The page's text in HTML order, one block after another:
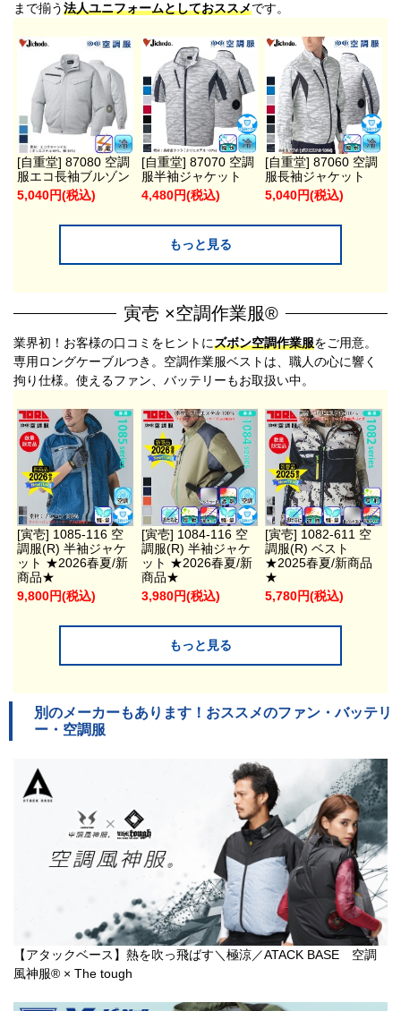
まで揃う法人ユニフォームとしておススメです。
[自重堂] 87080 空調
服エコ長袖ブルゾン
5,040円(税込)
[自重堂] 87070 空調
服半袖ジャケット
4,480円(税込)
[自重堂] 87060 空調
服長袖ジャケット
5,040円(税込)
もっと見る
寅壱 ×空調作業服®
業界初！お客様の口コミをヒントにズボン空調作業服をご用意。
専用ロングケーブルつき。空調作業服ベストは、職人の心に響く
拘り仕様。使えるファン、バッテリーもお取扱い中。
[寅壱] 1085-116 空
調服(R) 半袖ジャケ
ット ★2026春夏/新
商品★
9,800円(税込)
[寅壱] 1084-116 空
調服(R) 半袖ジャケ
ット ★2026春夏/新
商品★
3,980円(税込)
[寅壱] 1082-611 空
調服(R) ベスト
★2025春夏/新商品
★
5,780円(税込)
もっと見る
別のメーカーもあります！おススメのファン・バッテリ
ー・空調服
【アタックベース】熱を吹っ飛ばす＼極涼／ATACK BASE 空調
風神服® × The tough